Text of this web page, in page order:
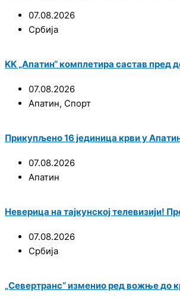
07.08.2026
Србија
KK „Апатин“ комплетира састав пред
07.08.2026
Апатин, Спорт
Прикупљено 16 јединица крви у
07.08.2026
Апатин
Неверица на тајкунској
07.08.2026
Србија
„Севертранс“ изменио ред вожње до